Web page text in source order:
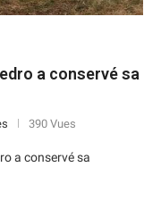
a conservé sa
390 Vues
a conservé sa